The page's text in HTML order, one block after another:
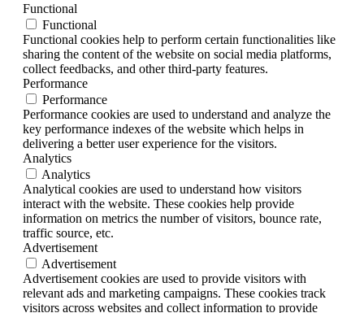
Functional
Functional
Functional cookies help to perform certain functionalities like
sharing the content of the website on social media platforms,
collect feedbacks, and other third-party features.
Performance
Performance
Performance cookies are used to understand and analyze the
key performance indexes of the website which helps in
delivering a better user experience for the visitors.
Analytics
Analytics
Analytical cookies are used to understand how visitors
interact with the website. These cookies help provide
information on metrics the number of visitors, bounce rate,
traffic source, etc.
Advertisement
Advertisement
Advertisement cookies are used to provide visitors with
relevant ads and marketing campaigns. These cookies track
visitors across websites and collect information to provide